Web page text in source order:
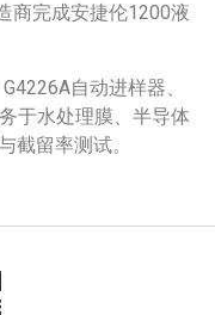
商完成安捷伦1200液
自动进样器、
于水处理膜、半导体
截留率测试。